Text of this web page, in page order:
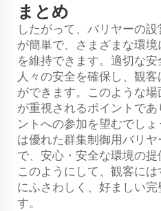
まとめ
したがって、バリヤーの
が簡単で、さまざまな環
を維持できます。適切な
人々の安全を確保し、観
ができます。このような
が重視されるポイントで
ントへの参加を望むでし
は優れた群集制御用バリ
で、安心・安全な環境の提
このようにして、観客に
にふさわしく、好ましい
す。